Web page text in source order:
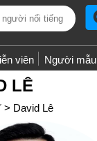
viên Người mẫu
LÊ
> David Lê